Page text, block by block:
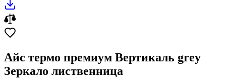
Айс термо премиум Вертикаль grey
Зеркало лиственница